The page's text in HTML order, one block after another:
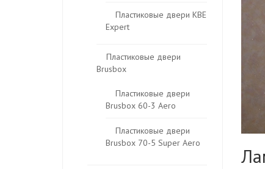
Пластиковые двери КВЕ
Expert
Пластиковые двери
Brusbox
Пластиковые двери
Brusbox 60-3 Aero
Пластиковые двери
Brusbox 70-5 Super Aero